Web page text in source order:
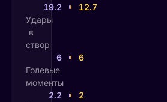
19.2
12.7
Удары
в
створ
6
6
Голевые
моменты
2.2
2